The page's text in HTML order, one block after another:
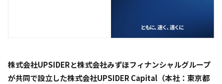
株式会社UPSIDERと株式会社みずほフィナンシャルグループ
が共同で設立した株式会社UPSIDER Capital（本社：東京都